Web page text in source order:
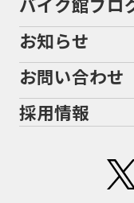
ADV160AEROX
AEROX155 ABS
ARMORED
Address125
BANDIT
排気量から探す
地域から探す
メーカー別買取相
ヤマハ
ホンダ
スズキ
ハーレーダビッド
バイク保険無料見積
バイク保険無料見
盗難保険
宮城
福島
茨城
栃木
バイク館が選ばれ
会社概要
沿革
二輪公正取引協議
お知らせ
お問い合わせ
採用情報
中途採用・アルバ